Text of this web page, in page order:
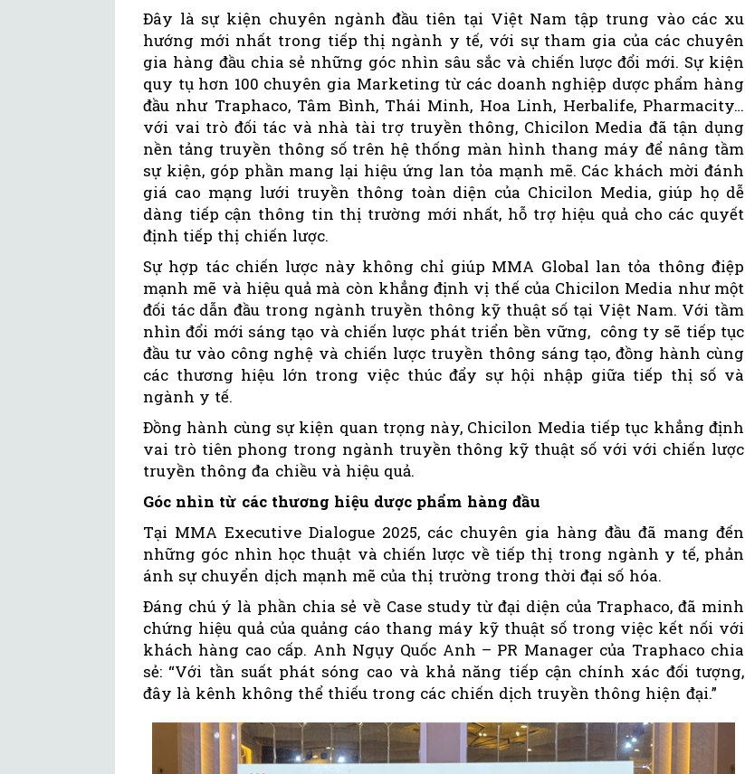
Đây là sự kiện chuyên ngành đầu tiên tại Việt Nam tập trung vào các xu
hướng mới nhất trong tiếp thị ngành y tế, với sự tham gia của các chuyên
gia hàng đầu chia sẻ những góc nhìn sâu sắc và chiến lược đổi mới. Sự kiện
quy tụ hơn 100 chuyên gia Marketing từ các doanh nghiệp dược phẩm hàng
đầu như Traphaco, Tâm Bình, Thái Minh, Hoa Linh, Herbalife, Pharmacity…
với vai trò đối tác và nhà tài trợ truyền thông, Chicilon Media đã tận dụng
nền tảng truyền thông số trên hệ thống màn hình thang máy để nâng tầm
sự kiện, góp phần mang lại hiệu ứng lan tỏa mạnh mẽ. Các khách mời đánh
giá cao mạng lưới truyền thông toàn diện của Chicilon Media, giúp họ dễ
dàng tiếp cận thông tin thị trường mới nhất, hỗ trợ hiệu quả cho các quyết
định tiếp thị chiến lược.
Sự hợp tác chiến lược này không chỉ giúp MMA Global lan tỏa thông điệp
mạnh mẽ và hiệu quả mà còn khẳng định vị thế của Chicilon Media như một
đối tác dẫn đầu trong ngành truyền thông kỹ thuật số tại Việt Nam. Với tầm
nhìn đổi mới sáng tạo và chiến lược phát triển bền vững, công ty sẽ tiếp tục
đầu tư vào công nghệ và chiến lược truyền thông sáng tạo, đồng hành cùng
các thương hiệu lớn trong việc thúc đẩy sự hội nhập giữa tiếp thị số và
ngành y tế.
Đồng hành cùng sự kiện quan trọng này, Chicilon Media tiếp tục khẳng định
vai trò tiên phong trong ngành truyền thông kỹ thuật số với với chiến lược
truyền thông đa chiều và hiệu quả.
Góc nhìn từ các thương hiệu dược phẩm hàng đầu
Tại MMA Executive Dialogue 2025, các chuyên gia hàng đầu đã mang đến
những góc nhìn học thuật và chiến lược về tiếp thị trong ngành y tế, phản
ánh sự chuyển dịch mạnh mẽ của thị trường trong thời đại số hóa.
Đáng chú ý là phần chia sẻ về Case study từ đại diện của Traphaco, đã minh
chứng hiệu quả của quảng cáo thang máy kỹ thuật số trong việc kết nối với
khách hàng cao cấp. Anh Ngụy Quốc Anh – PR Manager của Traphaco chia
sẻ: “Với tần suất phát sóng cao và khả năng tiếp cận chính xác đối tượng,
đây là kênh không thể thiếu trong các chiến dịch truyền thông hiện đại.”